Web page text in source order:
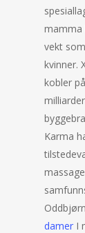
mamma
vekt
kvinner.
kobler
Karma
Oddbjørn
damer I